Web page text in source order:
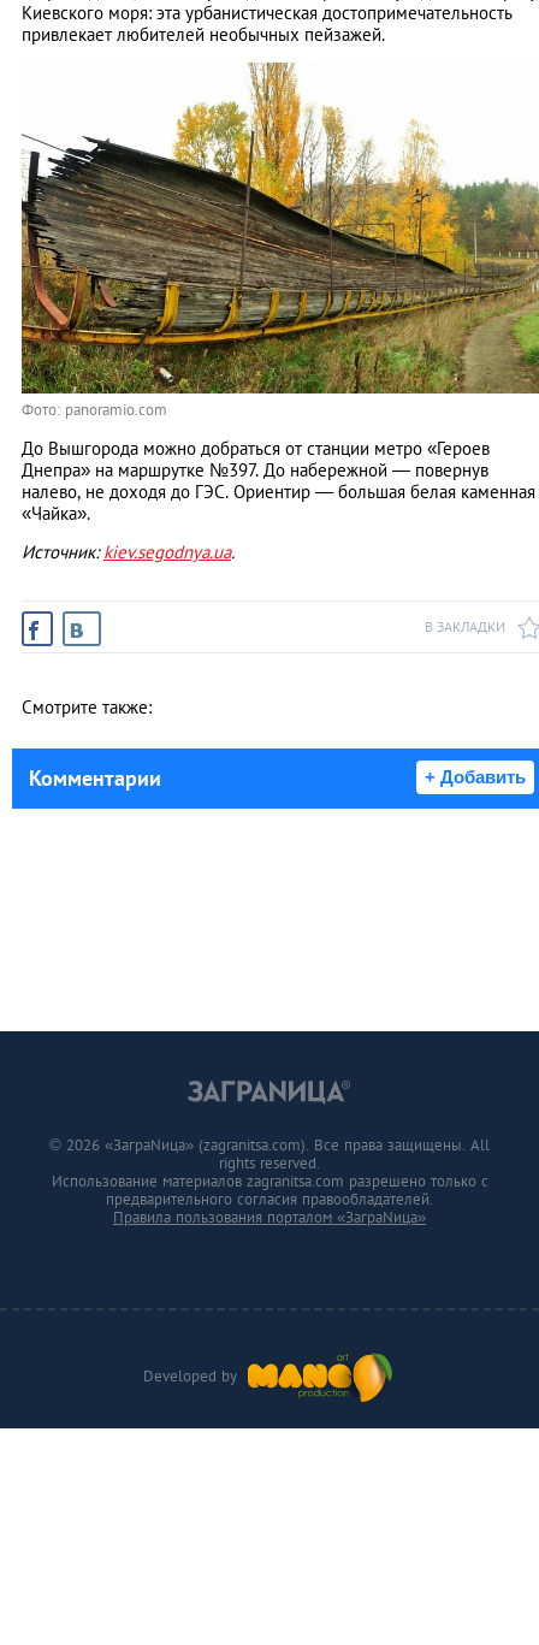
Киевского моря: эта урбанистическая достопримечательность
привлекает любителей необычных пейзажей.
Фото: panoramio.com
До Вышгорода можно добраться от станции метро «Героев
Днепра» на маршрутке №397. До набережной — повернув
налево, не доходя до ГЭС. Ориентир — большая белая каменная
«Чайка».
Источник:kiev.segodnya.ua.
В ЗАКЛАДКИ
Смотрите также:
Комментарии + Добавить
Developed by
© 2026 «ЗаграNица» (zagranitsa.com). Все права защищены. All
rights reserved.
Использование материалов zagranitsa.com разрешено только с
предварительного согласия правообладателей.
Правила пользования порталом «ЗаграNица»